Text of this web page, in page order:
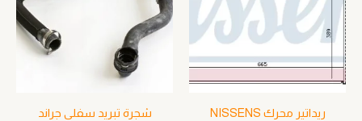
ريداتير محرك NISSENS
شجرة تبريد سفلى جراند